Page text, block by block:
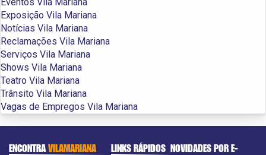
Exposição Vila Mariana
Notícias Vila Mariana
Reclamações Vila Mariana
Serviços Vila Mariana
Shows Vila Mariana
Teatro Vila Mariana
Trânsito Vila Mariana
Vagas de Empregos Vila Mariana
ENCONTRAVILAMARIANA LINKS RÁPIDOS NOVIDADES POR E-